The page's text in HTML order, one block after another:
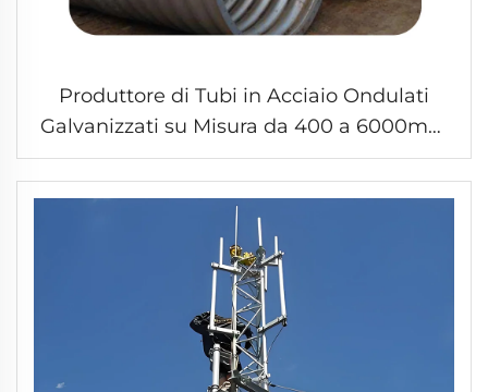
Produttore di Tubi in Acciaio Ondulati
Galvanizzati su Misura da 400 a 6000mm
per Gallerie